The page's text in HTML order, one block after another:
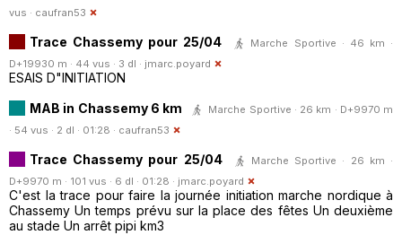
vus · caufran53
Trace Chassemy pour 25/04
Marche Sportive · 46 km ·
D+19930 m · 44 vus · 3 dl · jmarc.poyard
ESAIS D"INITIATION
MAB in Chassemy 6 km
Marche Sportive · 26 km · D+9970 m
· 54 vus · 2 dl · 01:28 · caufran53
Trace Chassemy pour 25/04
Marche Sportive · 26 km ·
D+9970 m · 101 vus · 6 dl · 01:28 · jmarc.poyard
C'est la trace pour faire la journée initiation marche nordique à
Chassemy Un temps prévu sur la place des fêtes Un deuxième
au stade Un arrêt pipi km3